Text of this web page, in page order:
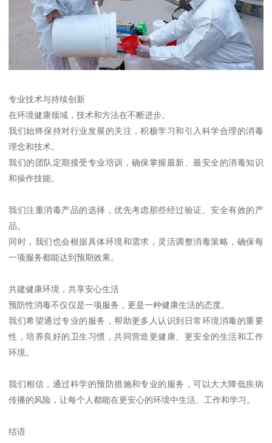
专业技术与持续创新
在环境健康领域，技术和方法在不断进步。
我们始终保持对行业发展的关注，积极学习和引入科学合理的消毒
理念和技术。
我们的团队定期接受专业培训，确保掌握最新、最安全的消毒知识
和操作技能。
我们注重消毒产品的选择，优先考虑那些经过验证、安全有效的产
品。
同时，我们也会根据具体环境和需求，灵活调整消毒策略，确保每
一项服务都能达到预期效果。
共建健康环境，共享安心生活
预防性消毒不仅仅是一项服务，更是一种健康生活的态度。
我们希望通过专业的服务，帮助更多人认识到日常环境消毒的重要
性，培养良好的卫生习惯，共同营造更健康、更安全的生活和工作
环境。
我们相信，通过科学的预防措施和专业的服务，可以大大降低疾病
传播的风险，让每个人都能在更安心的环境中生活、工作和学习。
结语